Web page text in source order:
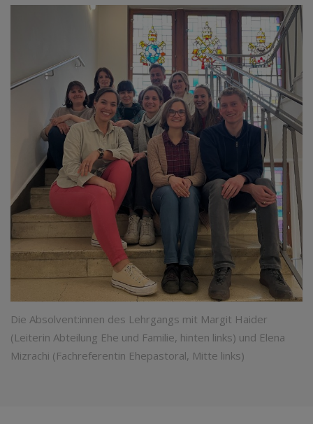
Die Absolvent:innen des Lehrgangs mit Margit Haider
(Leiterin Abteilung Ehe und Familie, hinten links) und Elena
Mizrachi (Fachreferentin Ehepastoral, Mitte links)